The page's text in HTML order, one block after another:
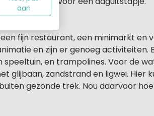
fijn restaurant, een minimarkt en
en zijn er genoeg activiteiten.
speeltuin, en trampolines. Voor de
glijbaan, zandstrand en ligwei. Hier
gezonde trek. Nou daarvoor
aan